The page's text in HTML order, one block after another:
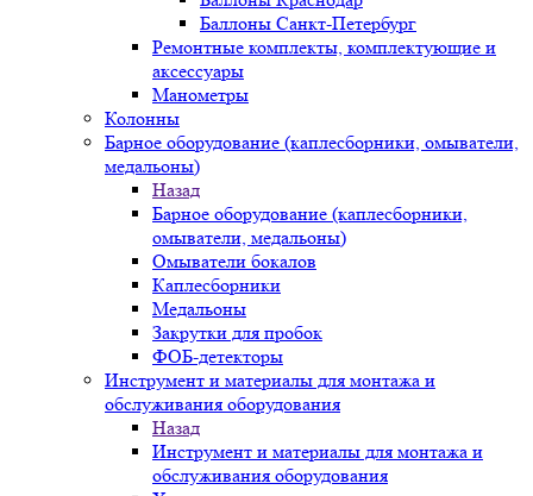
Баллоны Санкт-Петербург
Ремонтные комплекты, комплектующие и
аксессуары
Манометры
Колонны
Барное оборудование (каплесборники, омыватели,
медальоны)
Назад
Барное оборудование (каплесборники,
омыватели, медальоны)
Омыватели бокалов
Каплесборники
Медальоны
Закрутки для пробок
ФОБ-детекторы
Инструмент и материалы для монтажа и
обслуживания оборудования
Назад
Инструмент и материалы для монтажа и
обслуживания оборудования